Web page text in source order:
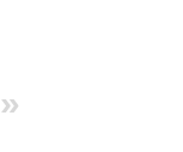
»